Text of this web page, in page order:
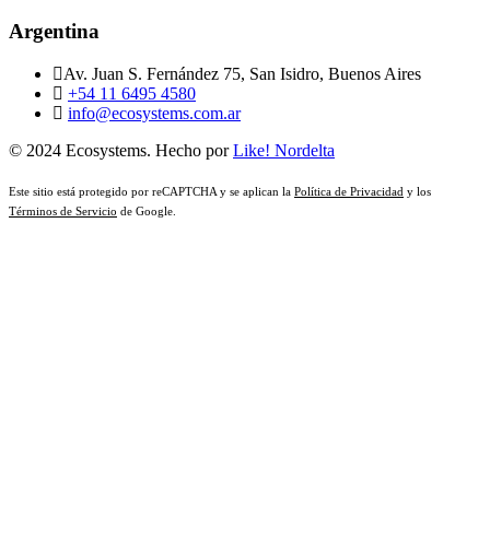
Argentina
Av. Juan S. Fernández 75, San Isidro, Buenos Aires
+54 11 6495 4580
info@ecosystems.com.ar
© 2024 Ecosystems. Hecho porLike! Nordelta
Este sitio está protegido por reCAPTCHA y se aplican la Política de Privacidad y los
Términos de Servicio de Google.